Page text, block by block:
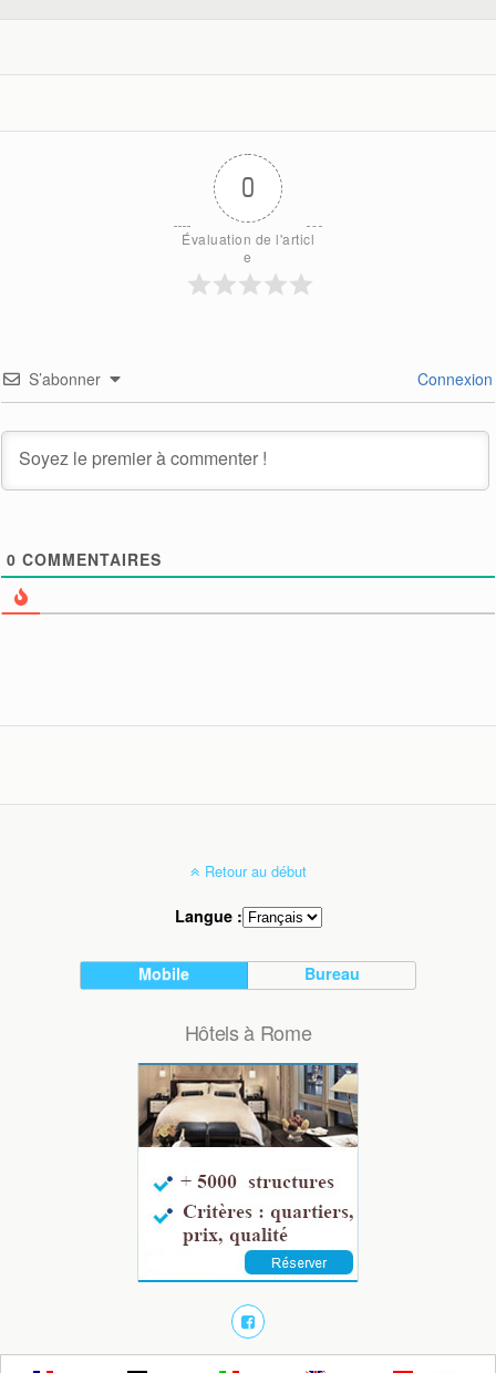
0
Évaluation de l'articl
e
S’abonner Connexion
0 COMMENTAIRES
Retour au début
Langue :
Mobile Bureau
Hôtels à Rome